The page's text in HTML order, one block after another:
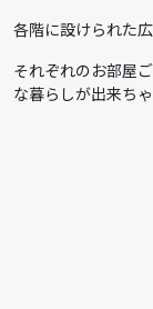
各階に設けられた
それぞれのお部屋
な暮らしが出来ち